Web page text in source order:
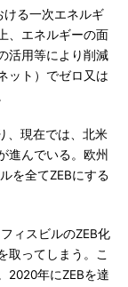
ける一次エネルギ
、エネルギーの面
活用等により削減
ット）でゼロ又は
、現在では、北米
進んでいる。欧州
を全てZEBにする
ィスビルのZEB化
取ってしまう。こ
2020年にZEBを達